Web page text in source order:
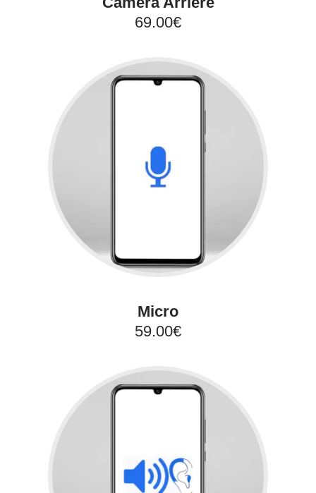
69.00€
Micro
59.00€